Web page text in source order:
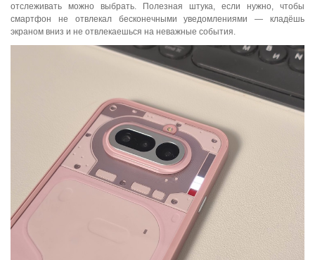
отслеживать можно выбрать. Полезная штука, если нужно, чтобы
смартфон не отвлекал бесконечными уведомлениями — кладёшь
экраном вниз и не отвлекаешься на неважные события.